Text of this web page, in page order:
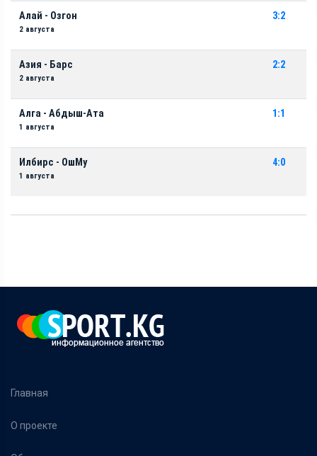
Алай - Озгон
2 августа
3:2
Азия - Барс
2 августа
2:2
Алга - Абдыш-Ата
1 августа
1:1
Илбирс - ОшМу
1 августа
4:0
Главная
О проекте